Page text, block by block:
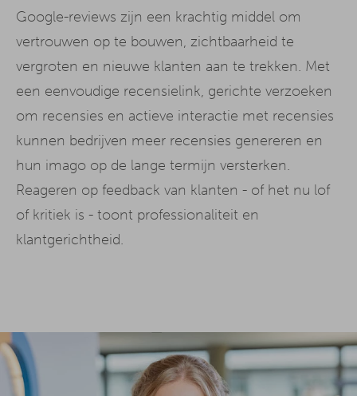
Google-reviews zijn een krachtig middel om
vertrouwen op te bouwen, zichtbaarheid te
vergroten en nieuwe klanten aan te trekken. Met
een eenvoudige recensielink, gerichte verzoeken
om recensies en actieve interactie met recensies
kunnen bedrijven meer recensies genereren en
hun imago op de lange termijn versterken.
Reageren op feedback van klanten - of het nu lof
of kritiek is - toont professionaliteit en
klantgerichtheid.